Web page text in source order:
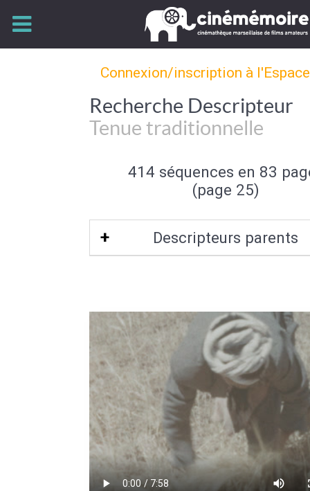
Connexion/inscription à
Recherche Descripteur
Tenue traditionnelle
414 séquences en 83
(page 25)
Descripteurs parents